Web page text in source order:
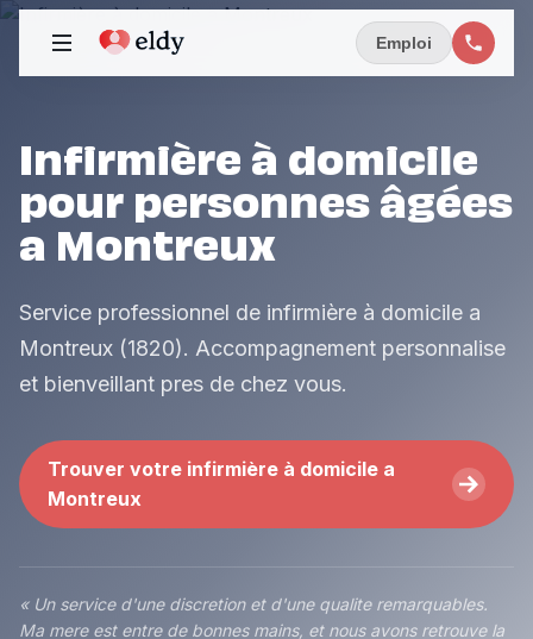
Emploi
Infirmière à domicile
pour personnes âgées
a Montreux
Service professionnel de infirmière à domicile a
Montreux (1820). Accompagnement personnalise
et bienveillant pres de chez vous.
Trouver votre infirmière à domicile a
Montreux
« Un service d'une discretion et d'une qualite remarquables.
Ma mere est entre de bonnes mains, et nous avons retrouve la